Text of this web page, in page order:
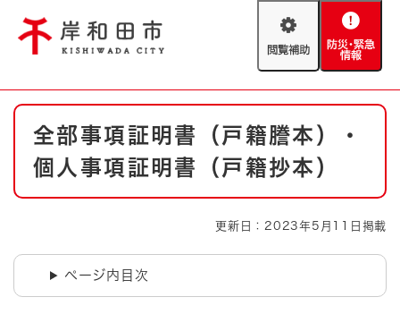
閲
助
防
緊
やさしい日本語
防災・緊急情報 救急・消防
ハザードマップ AED設置箇所
本
全部事項証明書（戸籍謄本）・
個人事項証明書（戸籍抄本）
更新日：2023年5月11日掲載
ページ内目次